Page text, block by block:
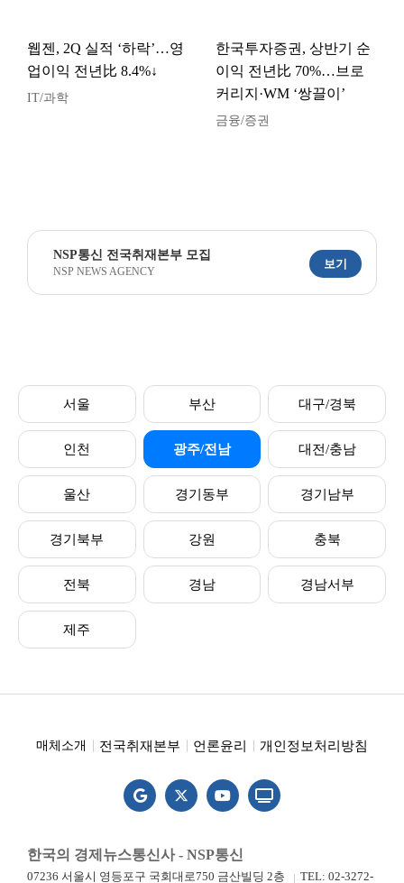
웹젠, 2Q 실적 ‘하락’…영
업이익 전년比 8.4%↓
IT/과학
한국투자증권, 상반기 순
이익 전년比 70%…브로
커리지·WM ‘쌍끌이’
금융/증권
NSP통신 전국취재본부 모집
NSP NEWS AGENCY
보기
서울 부산 대구/경북
인천 광주/전남 대전/충남
울산 경기동부 경기남부
경기북부 강원 충북
전북 경남 경남서부
제주
매체소개 전국취재본부 언론윤리 개인정보처리방침
한국의 경제뉴스통신사 - NSP통신
07236 서울시 영등포구 국회대로750 금산빌딩 2층 TEL: 02-3272-